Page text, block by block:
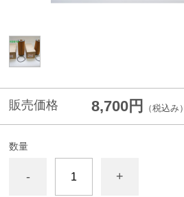
販売価格 8,700円 （税込み）
数量
- +